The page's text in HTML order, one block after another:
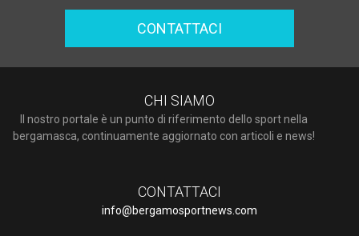
CONTATTACI
CHI SIAMO
Il nostro portale è un punto di riferimento dello sport nella
bergamasca, continuamente aggiornato con articoli e news!
CONTATTACI
info@bergamosportnews.com